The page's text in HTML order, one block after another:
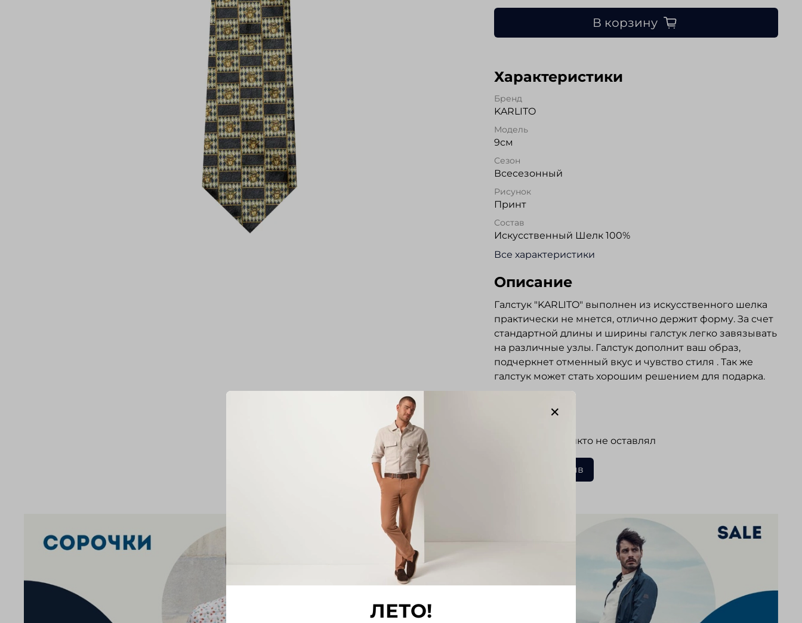
В корзину
Характеристики
Бренд
KARLITO
Модель
9см
Сезон
Всесезонный
Рисунок
Принт
Состав
Искусственный Шелк 100%
Все характеристики
Описание
Галстук "KARLITO" выполнен из искусственного шелка
практически не мнется, отлично держит форму. За счет
стандартной длины и ширины галстук легко завязывать
на различные узлы. Галстук дополнит ваш образ,
подчеркнет отменный вкус и чувство стиля . Так же
галстук может стать хорошим решением для подарка.
Отзывы
Отзывов еще никто не оставлял
Написать отзыв
ЛЕТО!